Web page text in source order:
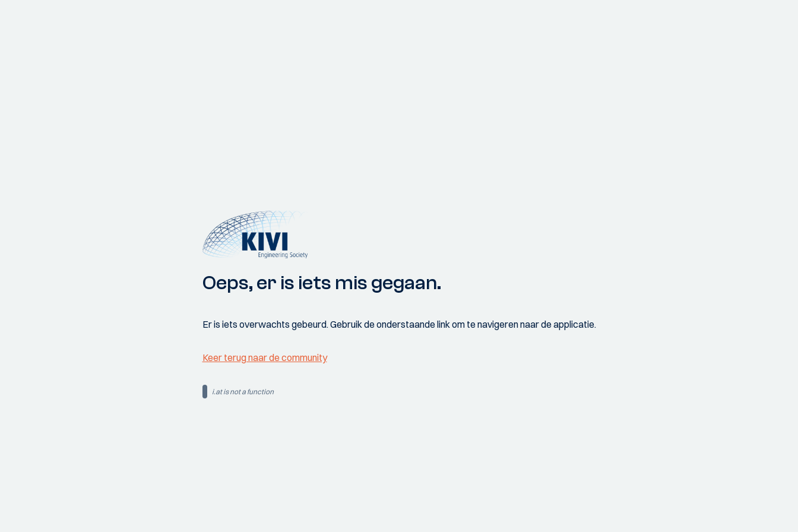
Oeps, er is iets mis gegaan.
Er is iets overwachts gebeurd. Gebruik de onderstaande link om te navigeren naar de applicatie.
Keer terug naar de community
i.at is not a function